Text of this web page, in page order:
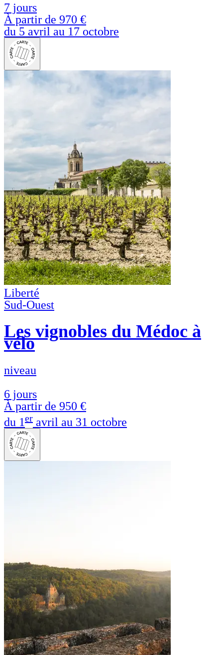
7 jours
À partir de 970 €
du 5 avril au 17 octobre
Liberté
Sud-Ouest
Les vignobles du Médoc à
vélo
niveau
6 jours
À partir de 950 €
du 1er avril au 31 octobre